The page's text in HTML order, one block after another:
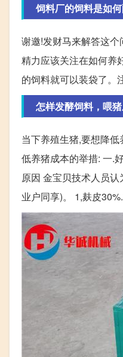
饲料厂的饲料是如
谢邀!发财马来解答这
精力应该关注在如何养
的饲料就可以装袋了。
怎样发酵饲料，喂
当下养殖生猪,要想降
低养猪成本的举措: 一.
原因 金宝贝技术人员
业户同享)。 1,麸皮